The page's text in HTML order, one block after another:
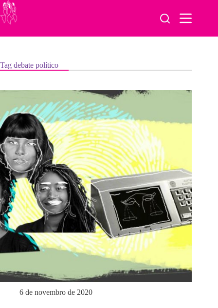
Pular
para
o
Tag debate político
6 de novembro de 2020